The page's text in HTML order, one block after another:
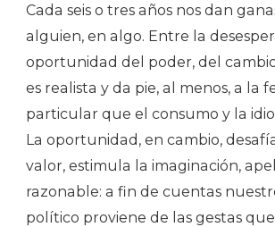
Cada seis o tres años nos dan
alguien, en algo. Entre la
oportunidad del poder, del
es realista y da pie, al menos, a la
particular que el consumo y la
La oportunidad, en cambio,
valor, estimula la imaginación,
razonable: a fin de cuentas
político proviene de las gestas